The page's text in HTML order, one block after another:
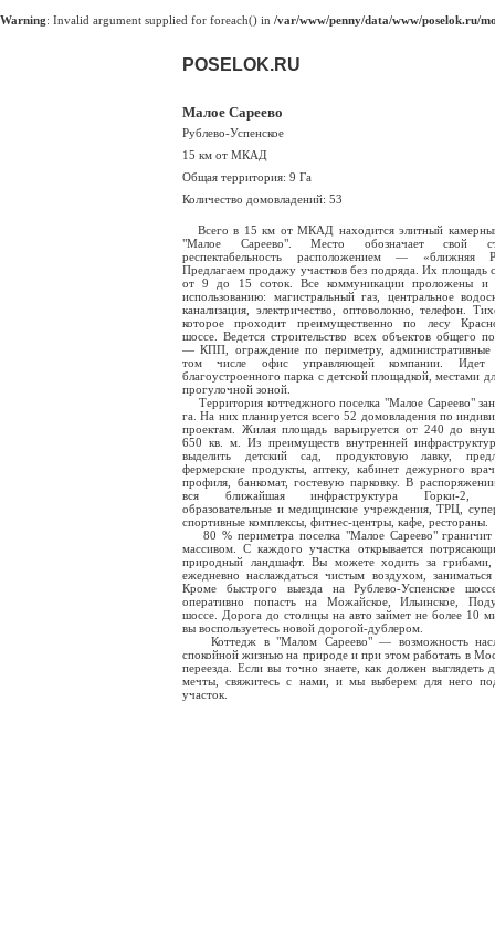
Warning: Invalid argument supplied for foreach() in /var/www/penny/data/www/poselok.ru/
POSELOK.RU
Малое Сареево
Рублево-Успенское
15 км от МКАД
Общая территория: 9 Га
Количество домовладений: 53
Всего в 15 км от МКАД находится элитный
"Малое Сареево". Место обозначает свой
респектабельность расположением — «ближняя
Предлагаем продажу участков без подряда. Их площадь
от 9 до 15 соток. Все коммуникации проложены и
использованию: магистральный газ, центральное
канализация, электричество, оптоволокно, телефон.
которое проходит преимущественно по лесу
шоссе. Ведется строительство всех объектов общего
— КПП, ограждение по периметру, административные
том числе офис управляющей компании. Идет
благоустроенного парка с детской площадкой, местами
прогулочной зоной.
Территория коттеджного поселка "Малое Сареево"
га. На них планируется всего 52 домовладения по
проектам. Жилая площадь варьируется от 240 до
650 кв. м. Из преимуществ внутренней
выделить детский сад, продуктовую лавку,
фермерские продукты, аптеку, кабинет дежурного
профиля, банкомат, гостевую парковку. В
вся ближайшая инфраструктура Горки-2,
образовательные и медицинские учреждения, ТРЦ,
спортивные комплексы, фитнес-центры, кафе, рестораны.
80 % периметра поселка "Малое Сареево" граничит
массивом. С каждого участка открывается
природный ландшафт. Вы можете ходить за грибами,
ежедневно наслаждаться чистым воздухом,
Кроме быстрого выезда на Рублево-Успенское
оперативно попасть на Можайское, Ильинское,
шоссе. Дорога до столицы на авто займет не более 10
вы воспользуетесь новой дорогой-дублером.
Коттедж в "Малом Сареево" — возможность
спокойной жизнью на природе и при этом работать в
переезда. Если вы точно знаете, как должен выглядеть
мечты, свяжитесь с нами, и мы выберем для него
участок.